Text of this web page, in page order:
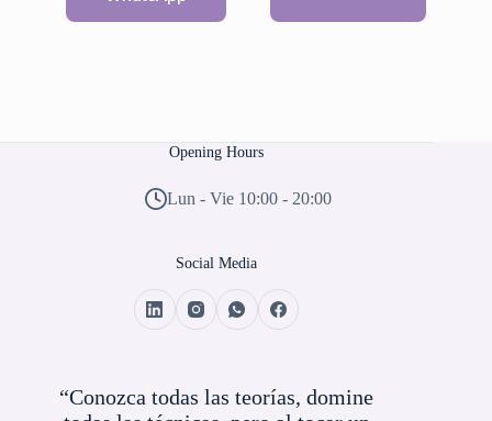
Opening Hours
Lun - Vie 10:00 - 20:00
Social Media
“Conozca todas las teorías, domine